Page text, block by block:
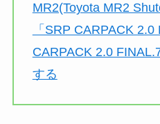
MR2(Toyota MR2
「SRP CARPACK
CARPACK 2.0
する